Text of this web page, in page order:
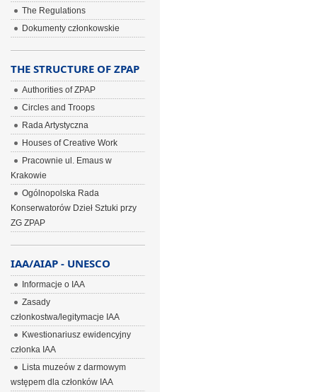
The Regulations
Dokumenty członkowskie
THE STRUCTURE OF ZPAP
Authorities of ZPAP
Circles and Troops
Rada Artystyczna
Houses of Creative Work
Pracownie ul. Emaus w
Krakowie
Ogólnopolska Rada
Konserwatorów Dzieł Sztuki przy
ZG ZPAP
IAA/AIAP - UNESCO
Informacje o IAA
Zasady
członkostwa/legitymacje IAA
Kwestionariusz ewidencyjny
członka IAA
Lista muzeów z darmowym
wstępem dla członków IAA